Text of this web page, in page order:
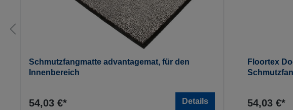
Schmutzfangmatte advantagemat, für den
Innenbereich
54,03 €* Details
Floortex
54,03 €*